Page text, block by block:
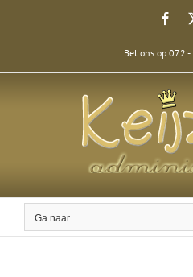
Bel ons op 072
Ga naar...